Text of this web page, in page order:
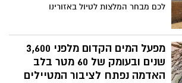
לכם מבחר המלצות לטיול באזורינו
מפעל המים הקדום מלפני 3,600
שנים ובעומק של 60 מטר בלב
האדמה נפתח לציבור המטיילים